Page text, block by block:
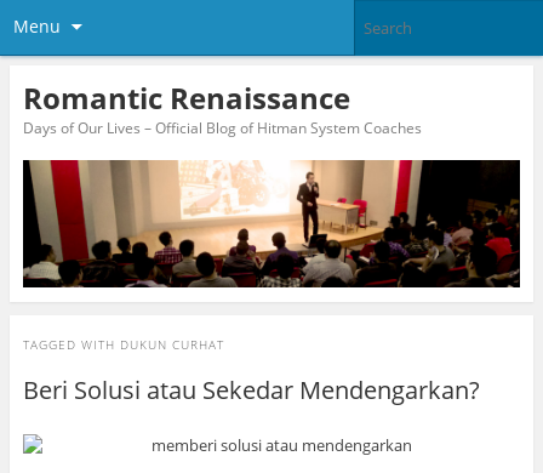
Menu
Romantic Renaissance
Days of Our Lives – Official Blog of Hitman System Coaches
TAGGED WITH DUKUN CURHAT
Beri Solusi atau Sekedar Mendengarkan?